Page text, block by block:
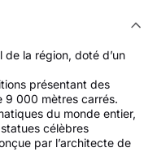
de la région, doté d’un
présentant des
9 000 mètres carrés.
du monde entier,
célèbres
par l’architecte de